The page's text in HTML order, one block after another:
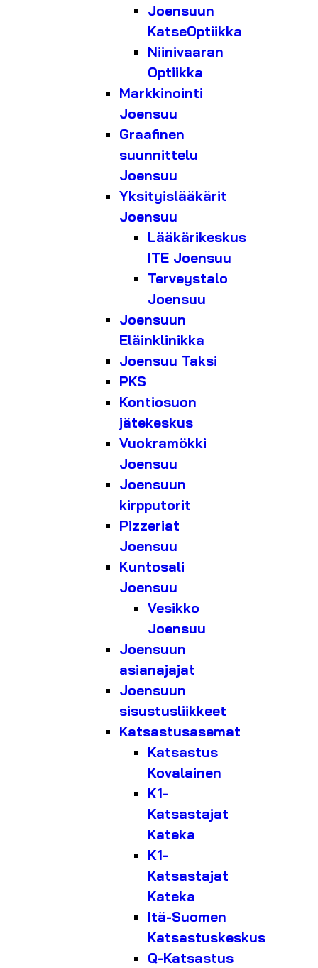
Joensuun
KatseOptiikka
Niinivaaran
Optiikka
Markkinointi
Joensuu
Graafinen
suunnittelu
Joensuu
Yksityislääkärit
Joensuu
Lääkärikeskus
ITE Joensuu
Terveystalo
Joensuu
Joensuun
Eläinklinikka
Joensuu Taksi
PKS
Kontiosuon
jätekeskus
Vuokramökki
Joensuu
Joensuun
kirpputorit
Pizzeriat
Joensuu
Kuntosali
Joensuu
Vesikko
Joensuu
Joensuun
asianajajat
Joensuun
sisustusliikkeet
Katsastusasemat
Katsastus
Kovalainen
K1-
Katsastajat
Kateka
K1-
Katsastajat
Kateka
Itä-Suomen
Katsastuskeskus
Q-Katsastus